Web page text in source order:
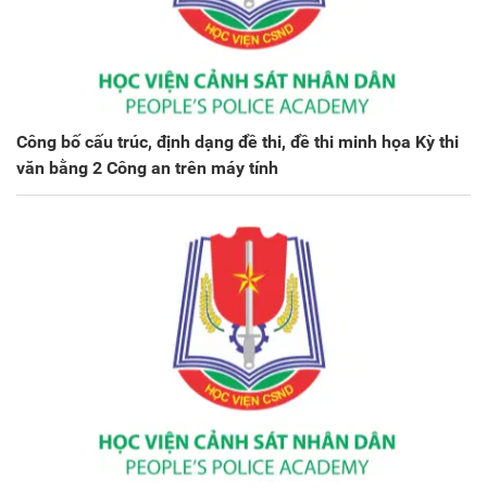
Công bố cấu trúc, định dạng đề thi, đề thi minh họa Kỳ thi
văn bằng 2 Công an trên máy tính